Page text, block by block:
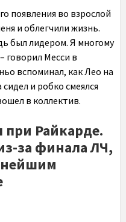
появления во взрослой
и облегчили жизнь.
был лидером. Я многому
говорил Месси в
вспоминал, как Лео на
и робко смеялся
в коллектив.
при Райкарде.
за финала ЛЧ,